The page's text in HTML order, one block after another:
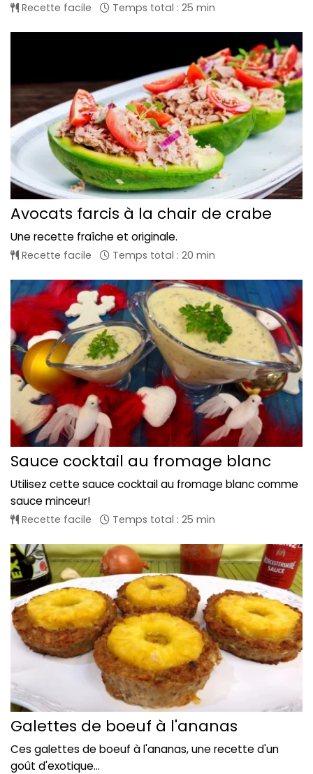
Recette facile Temps total : 25 min
Avocats farcis à la chair de crabe
Une recette fraîche et originale.
Recette facile Temps total : 20 min
Sauce cocktail au fromage blanc
Utilisez cette sauce cocktail au fromage blanc comme
sauce minceur!
Recette facile Temps total : 25 min
Galettes de boeuf à l'ananas
Ces galettes de boeuf à l'ananas, une recette d'un
goût d'exotique...